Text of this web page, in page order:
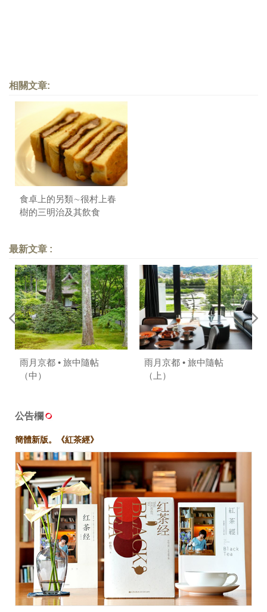
相關文章:
食卓上的另類∼很村上春
樹的三明治及其飲食
最新文章 :
雨月京都 • 旅中隨帖
（中）
雨月京都 • 旅中隨帖
（上）
公告欄
簡體新版。《紅茶經》